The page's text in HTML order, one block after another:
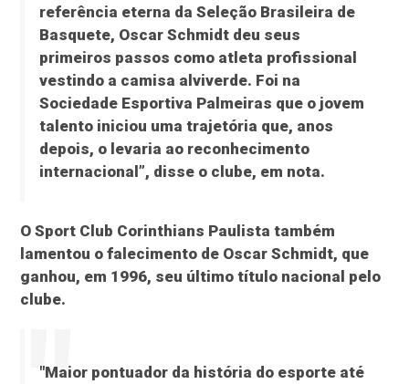
referência eterna da Seleção Brasileira de
Basquete, Oscar Schmidt deu seus
primeiros passos como atleta profissional
vestindo a camisa alviverde. Foi na
Sociedade Esportiva Palmeiras que o jovem
talento iniciou uma trajetória que, anos
depois, o levaria ao reconhecimento
internacional”, disse o clube, em nota.
O Sport Club Corinthians Paulista também
lamentou o falecimento de Oscar Schmidt, que
ganhou, em 1996, seu último título nacional pelo
clube.
"Maior pontuador da história do esporte até